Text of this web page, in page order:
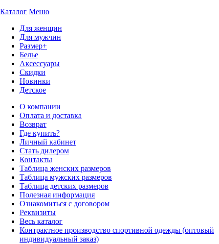
Каталог Меню
Для женщин
Для мужчин
Размер+
Белье
Аксессуары
Скидки
Новинки
Детское
О компании
Оплата и доставка
Возврат
Где купить?
Личный кабинет
Стать дилером
Контакты
Таблица женских размеров
Таблица мужских размеров
Таблица детских размеров
Полезная информация
Ознакомиться с договором
Реквизиты
Весь каталог
Контрактное производство спортивной одежды (оптовый
индивидуальный заказ)